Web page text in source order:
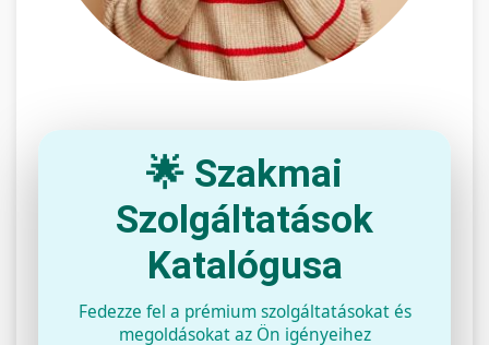
🌟 Szakmai
Szolgáltatások
Katalógusa
Fedezze fel a prémium szolgáltatásokat és
megoldásokat az Ön igényeihez